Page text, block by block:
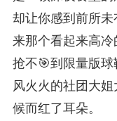
却让你感到前所
来那个看起来高
抢不🎯到限量版球
风火火的社团大
候而红了耳朵。